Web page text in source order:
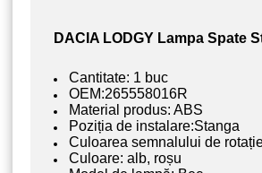
DACIA LODGY Lampa Spate
Cantitate: 1 buc
OEM:265558016R
Material produs: ABS
Poziția de instalare:Stanga
Culoarea semnalului de
Culoare: alb, roșu